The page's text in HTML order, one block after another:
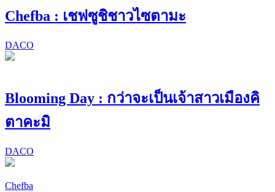
Chefba : เชฟซูชิชาวไซตามะ
DACO
Blooming Day : กว่าจะเป็นเจ้าสาวเมืองคิ
ตาคะมิ
DACO
Chefba